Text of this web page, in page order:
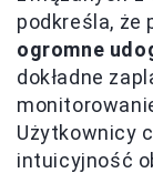
podkreśla, że
ogromne
dokładne
Użytkownicy
intuicyjność